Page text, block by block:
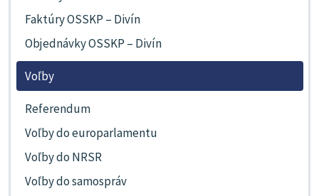
Faktúry OSSKP – Divín
Objednávky OSSKP – Divín
Voľby
Referendum
Voľby do europarlamentu
Voľby do NRSR
Voľby do samospráv